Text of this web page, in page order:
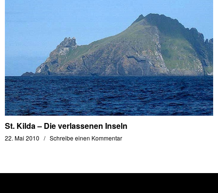
St. Kilda – Die verlassenen Inseln
22. Mai 2010 Schreibe einen Kommentar